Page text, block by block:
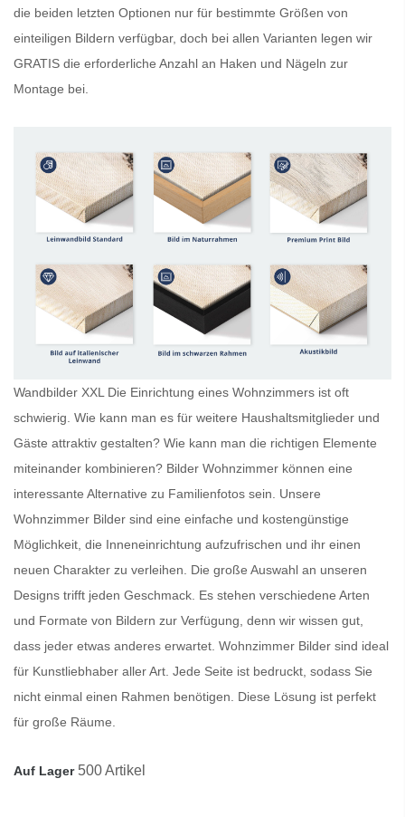
die beiden letzten Optionen nur für bestimmte Größen von
einteiligen Bildern verfügbar, doch bei allen Varianten legen wir
GRATIS die erforderliche Anzahl an Haken und Nägeln zur
Montage bei.
Wandbilder XXL Die Einrichtung eines Wohnzimmers ist oft
schwierig. Wie kann man es für weitere Haushaltsmitglieder und
Gäste attraktiv gestalten? Wie kann man die richtigen Elemente
miteinander kombinieren? Bilder Wohnzimmer können eine
interessante Alternative zu Familienfotos sein. Unsere
Wohnzimmer Bilder sind eine einfache und kostengünstige
Möglichkeit, die Inneneinrichtung aufzufrischen und ihr einen
neuen Charakter zu verleihen. Die große Auswahl an unseren
Designs trifft jeden Geschmack. Es stehen verschiedene Arten
und Formate von Bildern zur Verfügung, denn wir wissen gut,
dass jeder etwas anderes erwartet. Wohnzimmer Bilder sind ideal
für Kunstliebhaber aller Art. Jede Seite ist bedruckt, sodass Sie
nicht einmal einen Rahmen benötigen. Diese Lösung ist perfekt
für große Räume.
Auf Lager 500 Artikel